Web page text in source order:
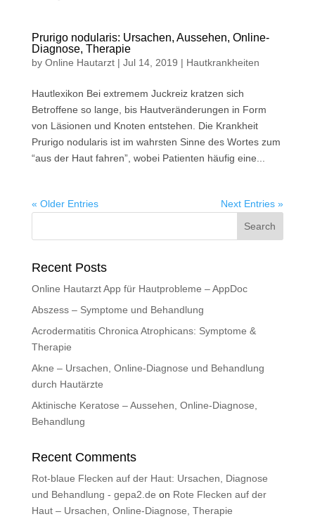
Prurigo nodularis: Ursachen, Aussehen, Online-
Diagnose, Therapie
by Online Hautarzt| Jul 14, 2019 | Hautkrankheiten
Hautlexikon Bei extremem Juckreiz kratzen sich
Betroffene so lange, bis Hautveränderungen in Form
von Läsionen und Knoten entstehen. Die Krankheit
Prurigo nodularis ist im wahrsten Sinne des Wortes zum
“aus der Haut fahren”, wobei Patienten häufig eine...
« Older Entries Next Entries »
Recent Posts
Online Hautarzt App für Hautprobleme – AppDoc
Abszess – Symptome und Behandlung
Acrodermatitis Chronica Atrophicans: Symptome &
Therapie
Akne – Ursachen, Online-Diagnose und Behandlung
durch Hautärzte
Aktinische Keratose – Aussehen, Online-Diagnose,
Behandlung
Recent Comments
Rot-blaue Flecken auf der Haut: Ursachen, Diagnose
und Behandlung - gepa2.de on Rote Flecken auf der
Haut – Ursachen, Online-Diagnose, Therapie